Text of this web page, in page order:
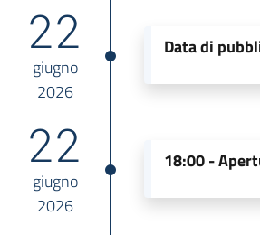
22
giugno
2026
Data di
22
giugno
2026
18:00 -